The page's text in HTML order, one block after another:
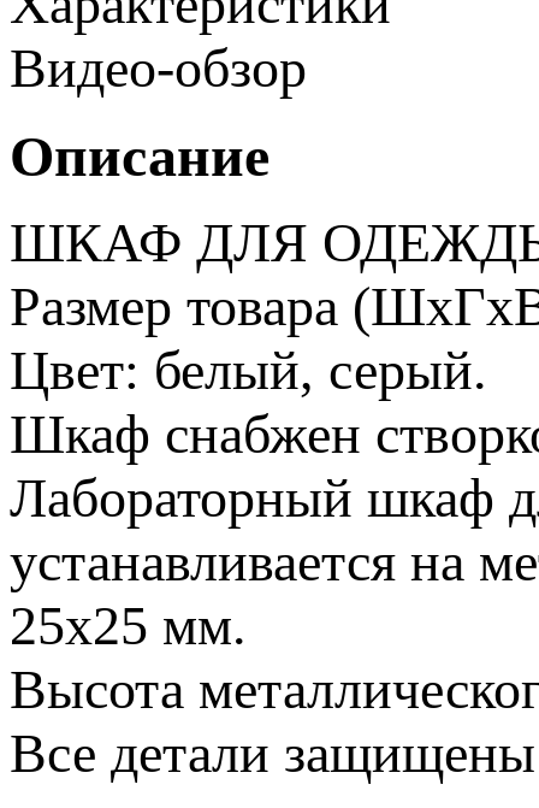
Видео-обзор
Описание
ШКАФ ДЛЯ
Размер товара
Цвет: белый, серый.
Шкаф снабжен
Лабораторный
устанавливается на
25х25 мм.
Высота
Все детали